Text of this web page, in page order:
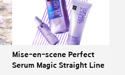
Mise-en-scene Perfect
Serum Magic Straight Line